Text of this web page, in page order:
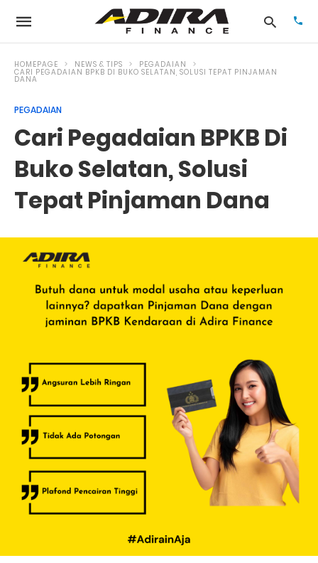
HOMEPAGE NEWS & TIPS PEGADAIAN
CARI PEGADAIAN BPKB DI BUKO SELATAN, SOLUSI TEPAT PINJAMAN
DANA
PEGADAIAN
Cari Pegadaian BPKB Di
Buko Selatan, Solusi
Tepat Pinjaman Dana